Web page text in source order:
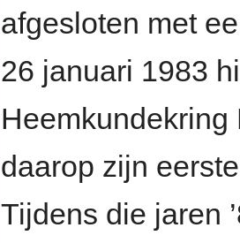
afgesloten met
26 januari 1983
daarop zijn
Tijdens die jaren